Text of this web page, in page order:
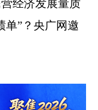
经济发展量质
单”？央广网邀